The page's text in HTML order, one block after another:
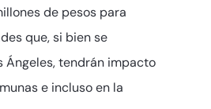
de pesos para
que, si bien se
Ángeles, tendrán impacto
e incluso en la